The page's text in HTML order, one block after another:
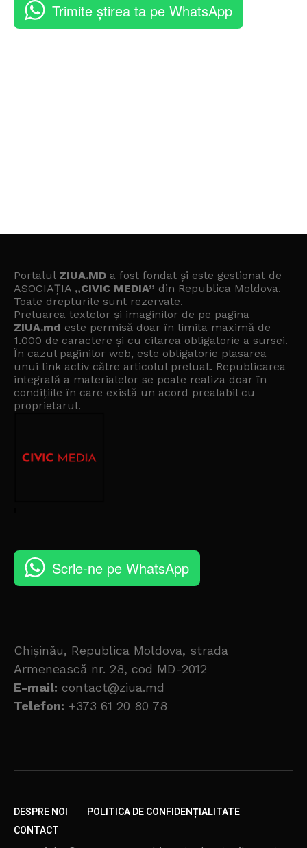
Trimite știrea ta pe WhatsApp
Portalul ZIUA.MD a fost fondat și este gestionat de
ASOCIAȚIA „CIVIC MEDIA” din Republica Moldova.
Toate drepturile sunt rezervate.
Preluarea textelor și imaginilor de pe pagina
ZIUA.md este permisă doar în limita maximă de
1.000 de caractere și cu citarea obligatorie a sursei.
În cazul paginilor web, este obligatorie plasarea
unui link activ către articolul preluat. Republicarea
integrală a materialelor se poate realiza doar în
condițiile în care există un acord prealabil cu
proprietarul.
Scrie-ne pe WhatsApp
Chișinău, Republica Moldova, strada
Armenească nr. 28, cod MD-2012
E-mail: contact@ziua.md
Telefon: +373 61 20 80 78
DESPRE NOI
POLITICA DE CONFIDENȚIALITATE
CONTACT